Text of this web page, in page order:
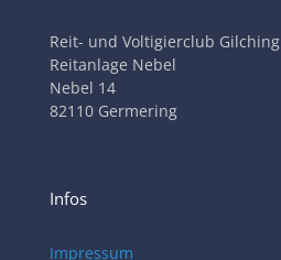
Reit- und Voltigierclub Gilching
Reitanlage Nebel
Nebel 14
82110 Germering
Infos
Impressum